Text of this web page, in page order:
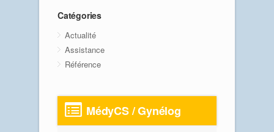
Catégories
Actualité
Assistance
Référence
MédyCS / Gynélog